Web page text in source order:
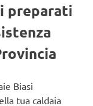
preparati
Biasi
tua caldaia